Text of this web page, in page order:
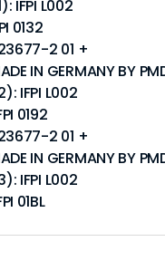
IFPI L002
0132
2 01 +
IN GERMANY BY
IFPI L002
0192
2 01 +
IN GERMANY BY
IFPI L002
01BL